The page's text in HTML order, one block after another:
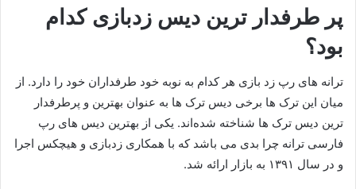
پر طرفدار ترین دیس زدبازی کدام
بود؟
ترانه های رپ زد بازی هر کدام به نوبه خود طرفداران خود را دارد. از
میان این ترک ها برخی دیس ترک ها به عنوان بهترین و پرطرفدار
ترین دیس ترک ها شناخته شده‌اند. یکی از بهترین دیس های رپ
فارسی ترانه چرا بدی می ‌باشد که با همکاری زدبازی و هیچکس اجرا
و در سال ۱۳۹۱ به بازار ارائه شد.